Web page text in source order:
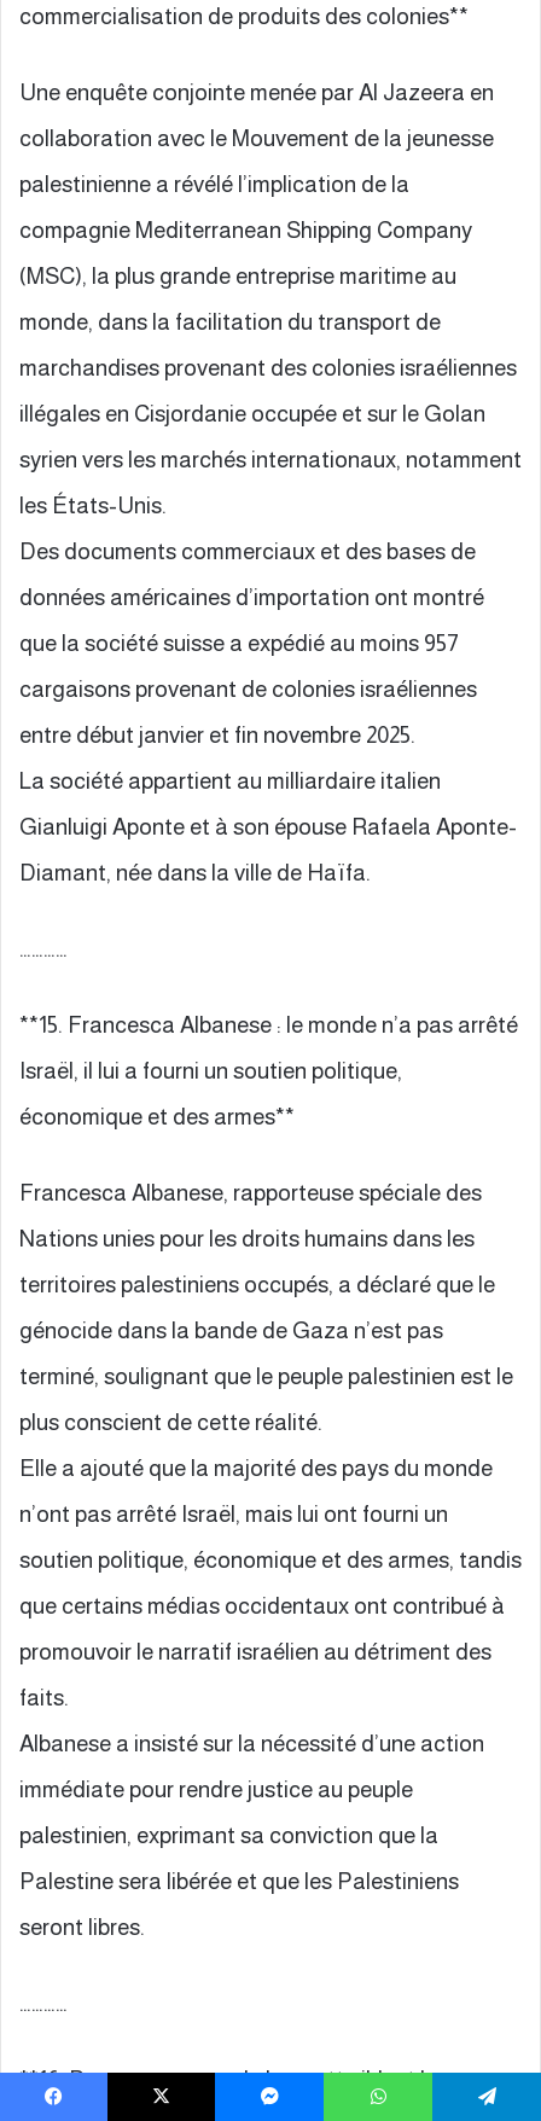
commercialisation de produits des colonies**
Une enquête conjointe menée par Al Jazeera en
collaboration avec le Mouvement de la jeunesse
palestinienne a révélé l’implication de la
compagnie Mediterranean Shipping Company
(MSC), la plus grande entreprise maritime au
monde, dans la facilitation du transport de
marchandises provenant des colonies israéliennes
illégales en Cisjordanie occupée et sur le Golan
syrien vers les marchés internationaux, notamment
les États-Unis.
Des documents commerciaux et des bases de
données américaines d’importation ont montré
que la société suisse a expédié au moins 957
cargaisons provenant de colonies israéliennes
entre début janvier et fin novembre 2025.
La société appartient au milliardaire italien
Gianluigi Aponte et à son épouse Rafaela Aponte-
Diamant, née dans la ville de Haïfa.
…………
**15. Francesca Albanese : le monde n’a pas arrêté
Israël, il lui a fourni un soutien politique,
économique et des armes**
Francesca Albanese, rapporteuse spéciale des
Nations unies pour les droits humains dans les
territoires palestiniens occupés, a déclaré que le
génocide dans la bande de Gaza n’est pas
terminé, soulignant que le peuple palestinien est le
plus conscient de cette réalité.
Elle a ajouté que la majorité des pays du monde
n’ont pas arrêté Israël, mais lui ont fourni un
soutien politique, économique et des armes, tandis
que certains médias occidentaux ont contribué à
promouvoir le narratif israélien au détriment des
faits.
Albanese a insisté sur la nécessité d’une action
immédiate pour rendre justice au peuple
palestinien, exprimant sa conviction que la
Palestine sera libérée et que les Palestiniens
seront libres.
…………
**16. Des campagnes de boycott ciblent les